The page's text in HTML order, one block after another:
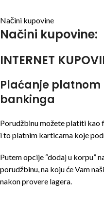
Načini kupovine
Načini kupovine:
INTERNET
Plaćanje
bankinga
Porudžbinu možete platiti kao
i to platnim karticama koje
Putem opcije “dodaj u korpu”
porudžbinu, na koju će Vam
nakon provere lagera.